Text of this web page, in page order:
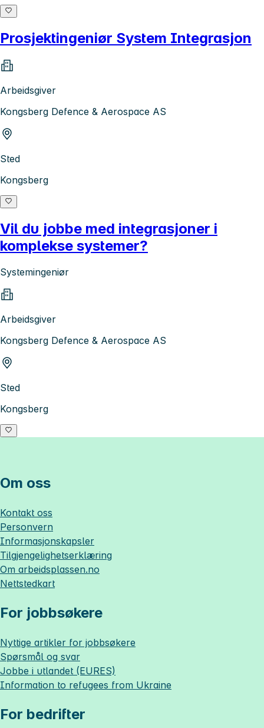
Prosjektingeniør System Integrasjon
Arbeidsgiver
Kongsberg Defence & Aerospace AS
Sted
Kongsberg
Vil du jobbe med integrasjoner i
komplekse systemer?
Systemingeniør
Arbeidsgiver
Kongsberg Defence & Aerospace AS
Sted
Kongsberg
Om oss
Kontakt oss
Personvern
Informasjonskapsler
Tilgjengelighetserklæring
Om arbeidsplassen.no
Nettstedkart
For jobbsøkere
Nyttige artikler for jobbsøkere
Spørsmål og svar
Jobbe i utlandet (EURES)
Information to refugees from Ukraine
For bedrifter